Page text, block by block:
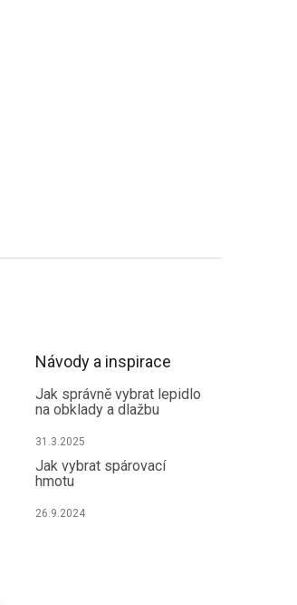
Návody a inspirace
Jak správně vybrat lepidlo
na obklady a dlažbu
31.3.2025
Jak vybrat spárovací
hmotu
26.9.2024